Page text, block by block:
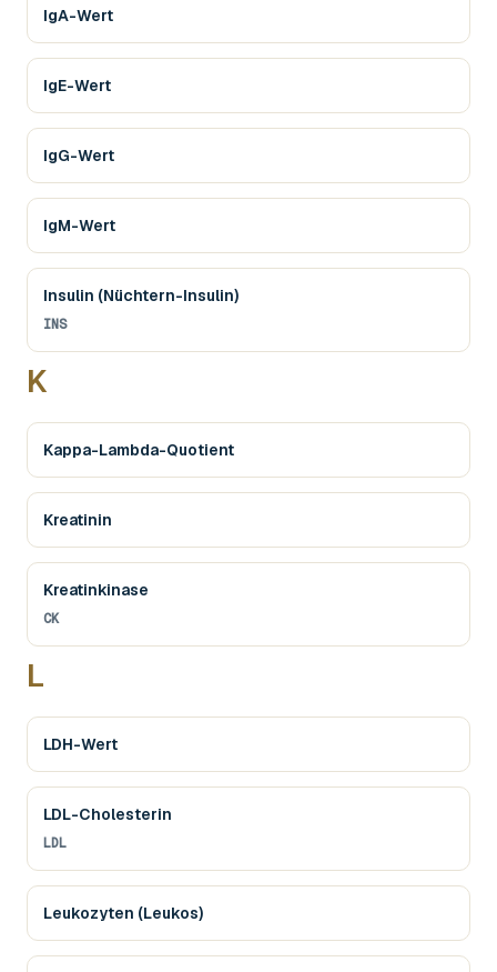
IgA-Wert
IgE-Wert
IgG-Wert
IgM-Wert
Insulin (Nüchtern-Insulin)
INS
K
Kappa-Lambda-Quotient
Kreatinin
Kreatinkinase
CK
L
LDH-Wert
LDL-Cholesterin
LDL
Leukozyten (Leukos)